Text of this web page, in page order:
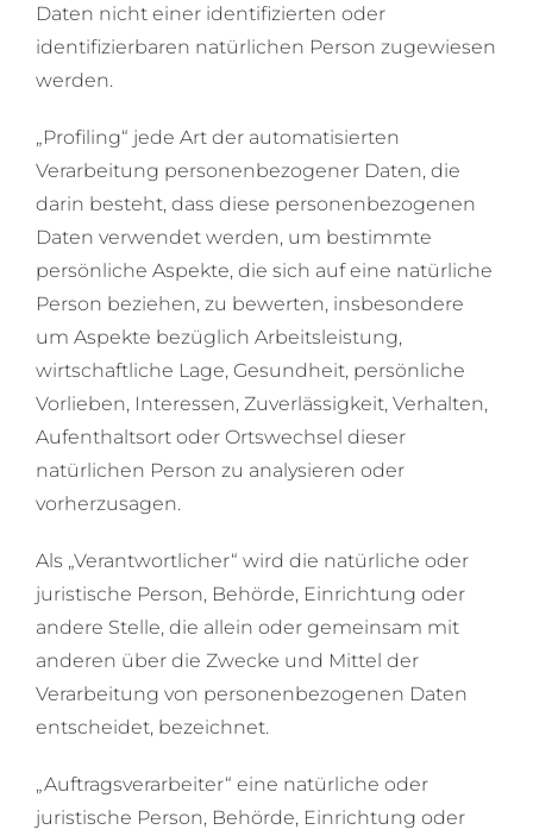
Daten nicht einer identifizierten oder
identifizierbaren natürlichen Person zugewiesen
werden.
„Profiling“ jede Art der automatisierten
Verarbeitung personenbezogener Daten, die
darin besteht, dass diese personenbezogenen
Daten verwendet werden, um bestimmte
persönliche Aspekte, die sich auf eine natürliche
Person beziehen, zu bewerten, insbesondere
um Aspekte bezüglich Arbeitsleistung,
wirtschaftliche Lage, Gesundheit, persönliche
Vorlieben, Interessen, Zuverlässigkeit, Verhalten,
Aufenthaltsort oder Ortswechsel dieser
natürlichen Person zu analysieren oder
vorherzusagen.
Als „Verantwortlicher“ wird die natürliche oder
juristische Person, Behörde, Einrichtung oder
andere Stelle, die allein oder gemeinsam mit
anderen über die Zwecke und Mittel der
Verarbeitung von personenbezogenen Daten
entscheidet, bezeichnet.
„Auftragsverarbeiter“ eine natürliche oder
juristische Person, Behörde, Einrichtung oder